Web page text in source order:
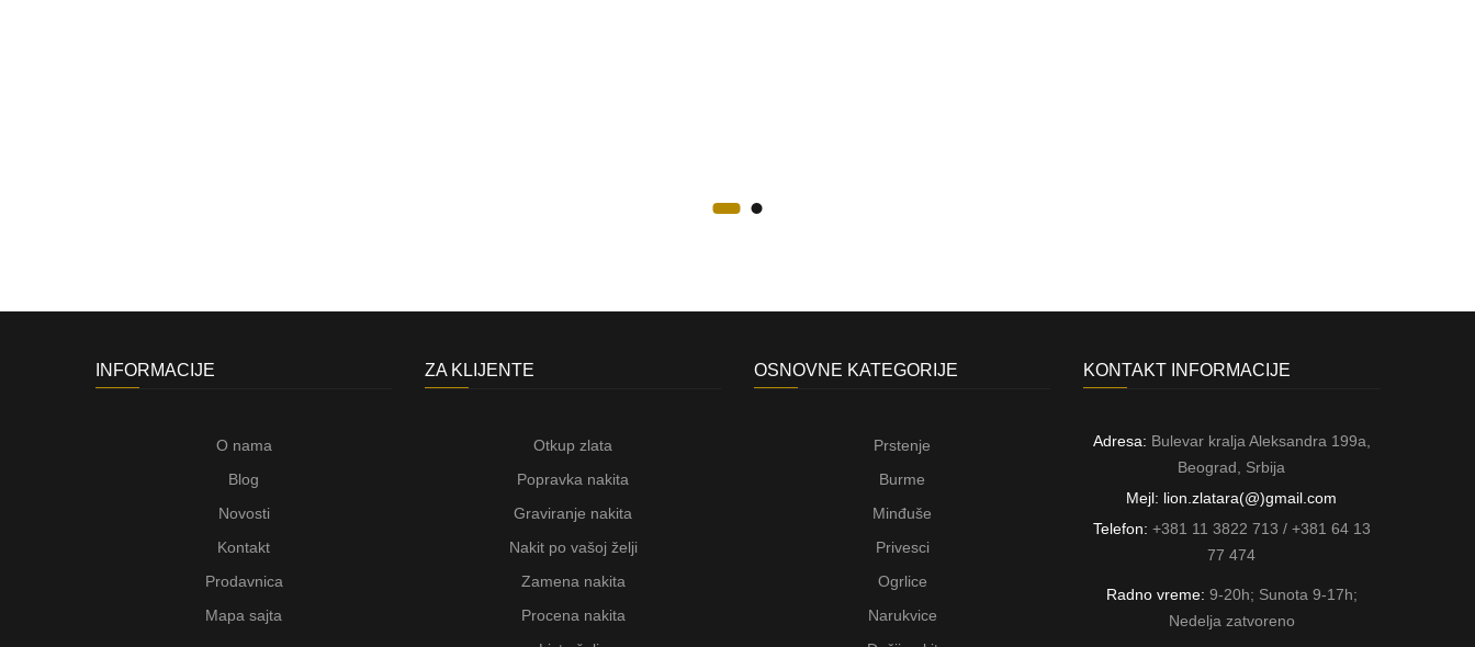
INFORMACIJE
O nama
Blog
Novosti
Kontakt
Prodavnica
Mapa sajta
ZA KLIJENTE
Otkup zlata
Popravka nakita
Graviranje nakita
Nakit po vašoj želji
Zamena nakita
Procena nakita
OSNOVNE KATEGORIJE
Prstenje
Burme
Minđuše
Privesci
Ogrlice
Narukvice
KONTAKT INFORMACIJE
Adresa: Bulevar kralja Aleksandra 199a,
Beograd, Srbija
Mejl: lion.zlatara(@)gmail.com
Telefon: +381 11 3822 713 / +381 64 13
77 474
Radno vreme: 9-20h; Sunota 9-17h;
Nedelja zatvoreno